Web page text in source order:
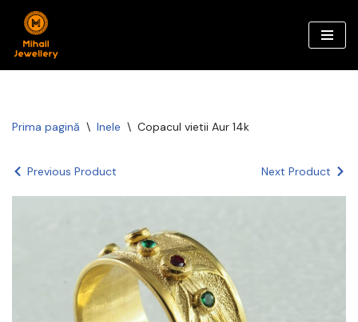
Sari
la
Prima pagină \ Inele \ Copacul vietii Aur 14k
Previous Product Next Product